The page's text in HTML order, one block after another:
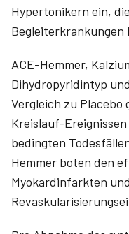
Hypertonikern ein,
Begleiterkrankungen
ACE-Hemmer,
Dihydropyridintyp
Vergleich zu
Kreislauf-
bedingten
Hemmer boten den
Myokardinfarkten